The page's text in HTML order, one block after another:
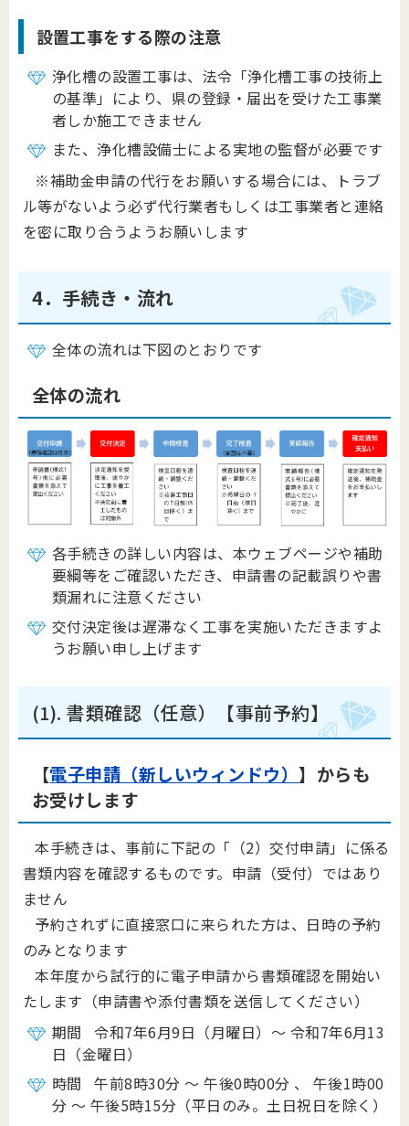
設置工事をする際の注意
浄化槽の設置工事は、法令「浄化槽工事の技術上
の基準」により、県の登録・届出を受けた工事業
者しか施工できません
また、浄化槽設備士による実地の監督が必要です
※補助金申請の代行をお願いする場合には、トラブ
ル等がないよう必ず代行業者もしくは工事業者と連絡
を密に取り合うようお願いします
4．手続き・流れ
全体の流れは下図のとおりです
全体の流れ
各手続きの詳しい内容は、本ウェブページや補助
要綱等をご確認いただき、申請書の記載誤りや書
類漏れに注意ください
交付決定後は遅滞なく工事を実施いただきますよ
うお願い申し上げます
(1). 書類確認（任意）【事前予約】
【電子申請（新しいウィンドウ）】からも
お受けします
本手続きは、事前に下記の「（2）交付申請」に係る
書類内容を確認するものです。申請（受付）ではあり
ません
予約されずに直接窓口に来られた方は、日時の予約
のみとなります
本年度から試行的に電子申請から書類確認を開始い
たします（申請書や添付書類を送信してください）
期間 令和7年6月9日（月曜日）～ 令和7年6月13
日（金曜日）
時間 午前8時30分 ～ 午後0時00分 、 午後1時00
分 ～ 午後5時15分（平日のみ。土日祝日を除く）